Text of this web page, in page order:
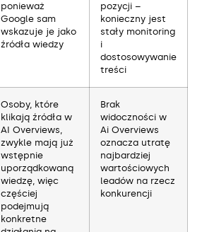
ponieważ
Google sam
wskazuje je jako
źródła wiedzy
pozycji –
konieczny jest
stały monitoring
i
dostosowywanie
treści
Osoby, które
klikają źródła w
AI Overviews,
zwykle mają już
wstępnie
uporządkowaną
wiedzę, więc
częściej
podejmują
konkretne
Brak
widoczności w
Ai Overviews
oznacza utratę
najbardziej
wartościowych
leadów na rzecz
konkurencji